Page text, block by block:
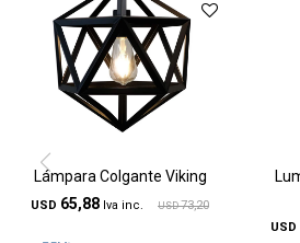
Lámpara Colgante Viking
USD 65,88 USD 73,20
USD